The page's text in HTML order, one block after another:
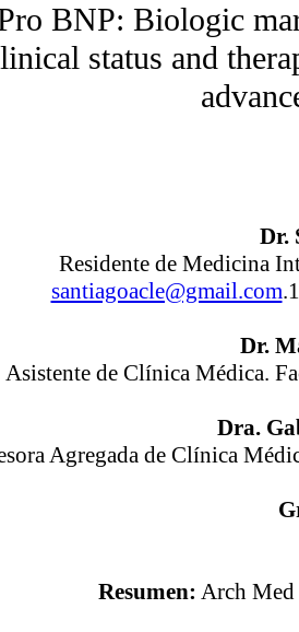
BNP: Biologic
status and
Dr.
Residente de Medicina
santiagoacle@gmail.com
Dr.
Asistente de Clínica Médica.
Dra.
Agregada de Clínica
Resumen: Arch